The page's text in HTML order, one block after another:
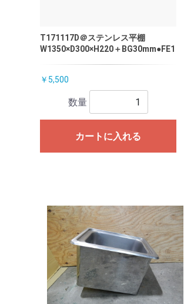
T171117D＠ステンレス平棚
W1350×D300×H220＋BG30mm●FE1
￥5,500
数量
カートに入れる